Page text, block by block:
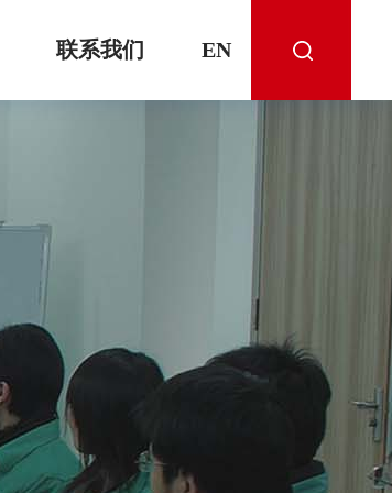
联系我们 EN